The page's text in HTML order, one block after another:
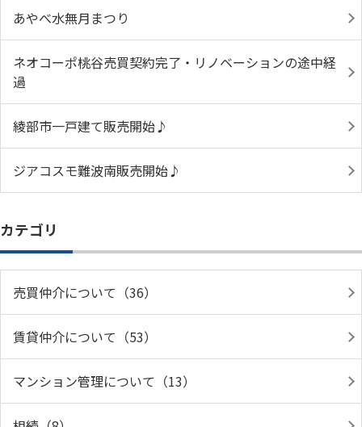
あやべ水無月まつり
ネオコーポ桃谷売買契約完了・リノベーションの途中経
過
綾部市一戸建て販売開始♪
ジアコスモ難波南販売開始♪
カテゴリ
売買仲介について（36）
賃貸仲介について（53）
マンション管理について（13）